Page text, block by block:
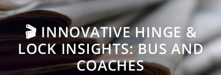
🎬 INNOVATIVE HINGE &
LOCK INSIGHTS: BUS AND
COACHES